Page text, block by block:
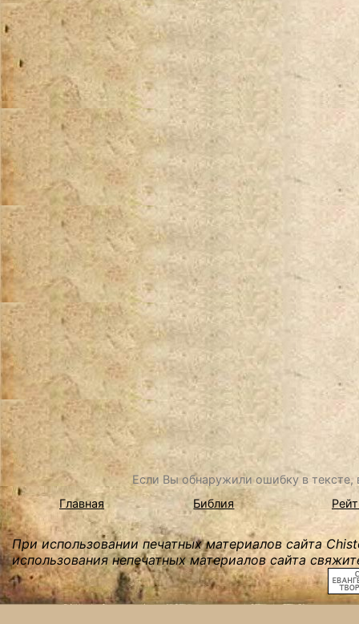
Если Вы обнаружили ошибку в
Главная
Библия
При использовании печатных материалов сайта
использования непечатных материалов сайта